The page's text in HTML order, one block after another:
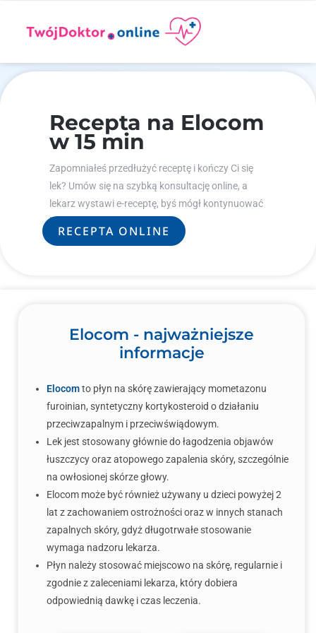
Recepta na Elocom
w 15 min
Zapomniałeś przedłużyć receptę i kończy Ci się
lek? Umów się na szybką konsultację online, a
lekarz wystawi e-receptę, byś mógł kontynuować
leczenie.
RECEPTA ONLINE
Elocom - najważniejsze
informacje
Elocomto płyn na skórę zawierający mometazonu
furoinian, syntetyczny kortykosteroid o działaniu
przeciwzapalnym i przeciwświądowym.
Lek jest stosowany głównie do łagodzenia objawów
łuszczycy oraz atopowego zapalenia skóry, szczególnie
na owłosionej skórze głowy.
Elocom może być również używany u dzieci powyżej 2
lat z zachowaniem ostrożności oraz w innych stanach
zapalnych skóry, gdyż długotrwałe stosowanie
wymaga nadzoru lekarza.
Płyn należy stosować miejscowo na skórę, regularnie i
zgodnie z zaleceniami lekarza, który dobiera
odpowiednią dawkę i czas leczenia.